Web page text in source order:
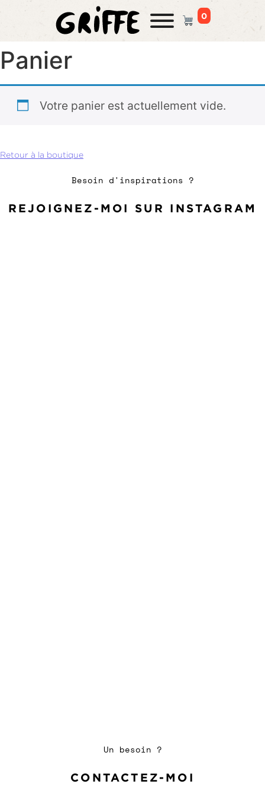
PANIER
0
Panier
Votre panier est actuellement vide.
Retour à la boutique
Besoin d'inspirations ?
REJOIGNEZ-MOI SUR INSTAGRAM
Un besoin ?
CONTACTEZ-MOI